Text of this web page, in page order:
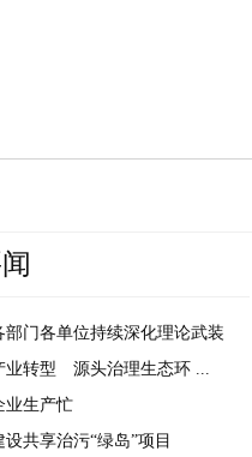
部门各单位持续深化理论武装
业转型 源头治理生态环 ...
业生产忙
共享治污“绿岛”项目